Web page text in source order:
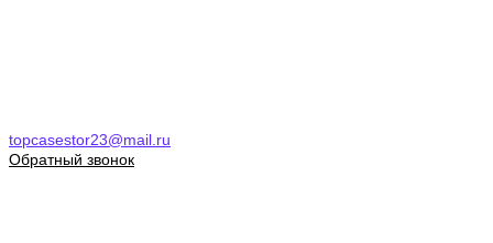
topcasestor23@mail.ru
Обратный звонок